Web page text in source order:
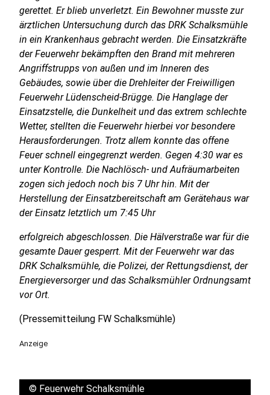
gerettet. Er blieb unverletzt. Ein Bewohner musste zur
ärztlichen Untersuchung durch das DRK Schalksmühle
in ein Krankenhaus gebracht werden. Die Einsatzkräfte
der Feuerwehr bekämpften den Brand mit mehreren
Angriffstrupps von außen und im Inneren des
Gebäudes, sowie über die Drehleiter der Freiwilligen
Feuerwehr Lüdenscheid-Brügge. Die Hanglage der
Einsatzstelle, die Dunkelheit und das extrem schlechte
Wetter, stellten die Feuerwehr hierbei vor besondere
Herausforderungen. Trotz allem konnte das offene
Feuer schnell eingegrenzt werden. Gegen 4:30 war es
unter Kontrolle. Die Nachlösch- und Aufräumarbeiten
zogen sich jedoch noch bis 7 Uhr hin. Mit der
Herstellung der Einsatzbereitschaft am Gerätehaus war
der Einsatz letztlich um 7:45 Uhr
erfolgreich abgeschlossen. Die Hälverstraße war für die
gesamte Dauer gesperrt. Mit der Feuerwehr war das
DRK Schalksmühle, die Polizei, der Rettungsdienst, der
Energieversorger und das Schalksmühler Ordnungsamt
vor Ort.
(Pressemitteilung FW Schalksmühle)
Anzeige
© Feuerwehr Schalksmühle